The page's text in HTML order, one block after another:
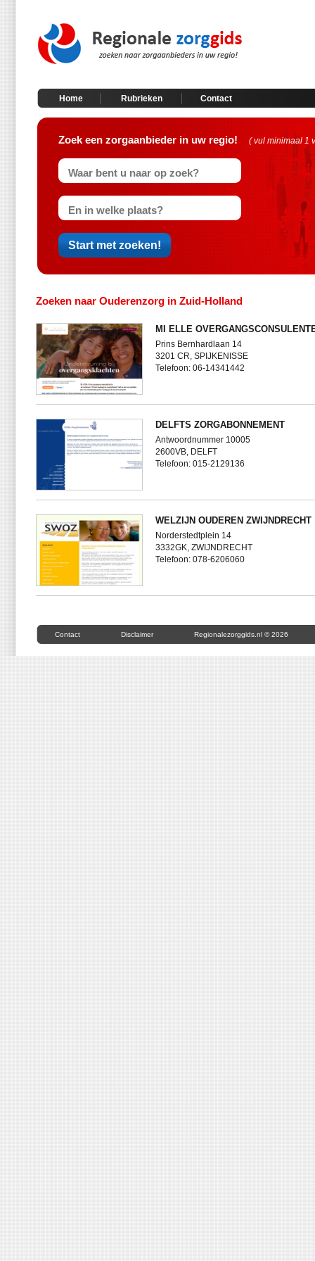
Home Rubrieken Contact
Zoek een zorgaanbieder in uw regio! ( vul minimaal 1
Zoeken naar Ouderenzorg in Zuid-Holland
MI ELLE
Prins Bernhardlaan 14
3201 CR, SPIJKENISSE
Telefoon: 06-14341442
DELFTS ZORGABONNEMENT
Antwoordnummer 10005
2600VB, DELFT
Telefoon: 015-2129136
WELZIJN OUDEREN ZWIJNDRECHT
Norderstedtplein 14
3332GK, ZWIJNDRECHT
Telefoon: 078-6206060
Contact Disclaimer Regionalezorggids.nl © 2026